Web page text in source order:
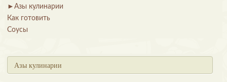
► Азы кулинарии
Как готовить
Соусы
Азы кулинарии